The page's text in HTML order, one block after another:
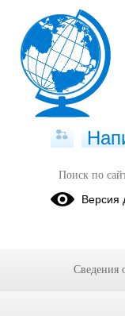
22.03.2024 Версия
Сведения